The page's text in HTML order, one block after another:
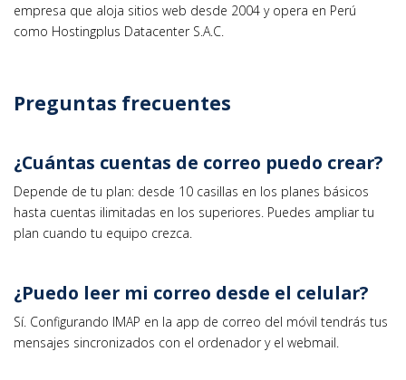
empresa que aloja sitios web desde 2004 y opera en Perú
como Hostingplus Datacenter S.A.C.
Preguntas frecuentes
¿Cuántas cuentas de correo puedo crear?
Depende de tu plan: desde 10 casillas en los planes básicos
hasta cuentas ilimitadas en los superiores. Puedes ampliar tu
plan cuando tu equipo crezca.
¿Puedo leer mi correo desde el celular?
Sí. Configurando IMAP en la app de correo del móvil tendrás tus
mensajes sincronizados con el ordenador y el webmail.